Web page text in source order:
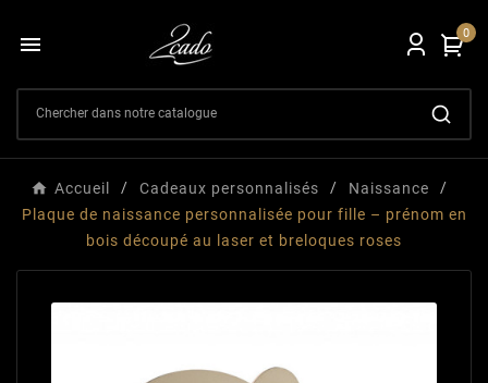
 0
Accueil Cadeaux personnalisés
Naissance
Plaque de naissance personnalisée pour fille – prénom en
bois découpé au laser et breloques roses